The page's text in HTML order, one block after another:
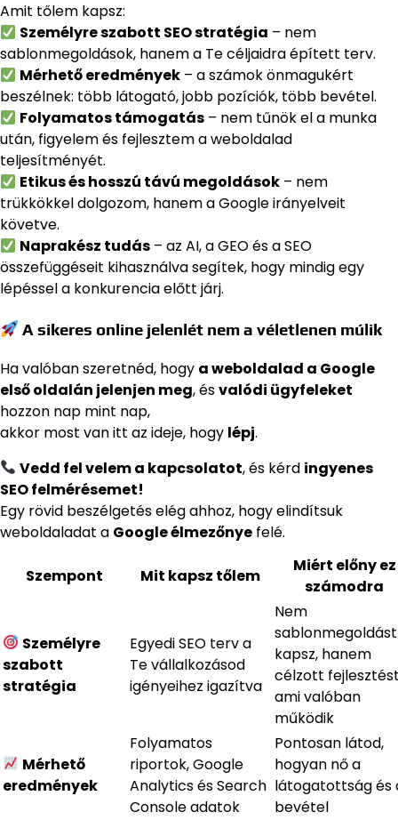
Amit tőlem kapsz:
Személyre szabott SEO stratégia – nem
sablonmegoldások, hanem a Te céljaidra épített terv.
Mérhető eredmények – a számok önmagukért
beszélnek: több látogató, jobb pozíciók, több bevétel.
Folyamatos támogatás – nem tűnök el a munka
után, figyelem és fejlesztem a weboldalad
teljesítményét.
Etikus és hosszú távú megoldások – nem
trükkökkel dolgozom, hanem a Google irányelveit
követve.
Naprakész tudás – az AI, a GEO és a SEO
összefüggéseit kihasználva segítek, hogy mindig egy
lépéssel a konkurencia előtt járj.
A sikeres online jelenlét nem a véletlenen múlik
Ha valóban szeretnéd, hogy a weboldalad a Google
első oldalán jelenjen meg, ésvalódi ügyfeleket
hozzon nap mint nap,
akkor most van itt az ideje, hogy lépj.
Vedd fel velem a kapcsolatot, és kérd ingyenes
SEO felmérésemet!
Egy rövid beszélgetés elég ahhoz, hogy elindítsuk
weboldaladat a Google élmezőnye felé.
Szempont Mit kapsz tőlem
Miért előny ez
számodra
Személyre
szabott
stratégia
Egyedi SEO terv a
Te vállalkozásod
igényeihez igazítva
Nem
sablonmegoldást
kapsz, hanem
célzott
ami valóban
működik
Mérhető
eredmények
Folyamatos
riportok, Google
Analytics és Search
Console adatok
Pontosan látod,
hogyan nő a
látogatottság és
bevétel